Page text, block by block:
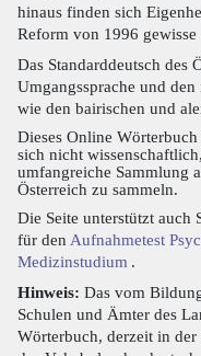
hinaus finden sich
Reform von 1996 gewisse
Das Standarddeutsch des
Umgangssprache und
wie den bairischen und
Dieses Online
sich nicht
umfangreiche Sammlung
Österreich zu sammeln.
Die Seite unterstützt auch
für den Aufnahmetest
Medizinstudium .
Hinweis: Das vom
Schulen und Ämter des
Wörterbuch, derzeit in der